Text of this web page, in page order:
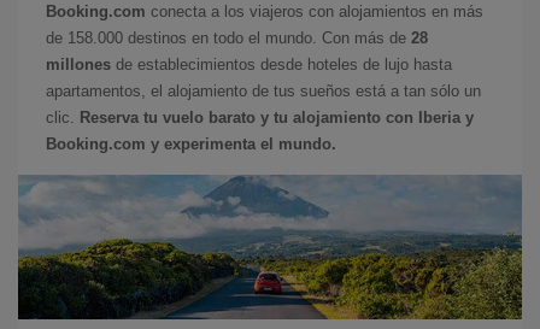
Booking.com conecta a los viajeros con alojamientos en más
de 158.000 destinos en todo el mundo. Con más de 28
millones de establecimientos desde hoteles de lujo hasta
apartamentos, el alojamiento de tus sueños está a tan sólo un
clic.
Reserva tu vuelo barato y tu alojamiento con Iberia y
Booking.com y experimenta el mundo.